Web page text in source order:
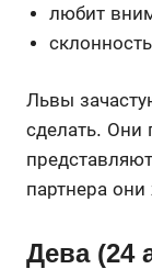
любит
Львы
сделать. Они
партнера
Дева (24